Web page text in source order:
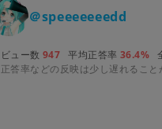
＠speeeeeeedd
ビュー数 947 平均正答率 36.4%
正答率などの反映は少し遅れること